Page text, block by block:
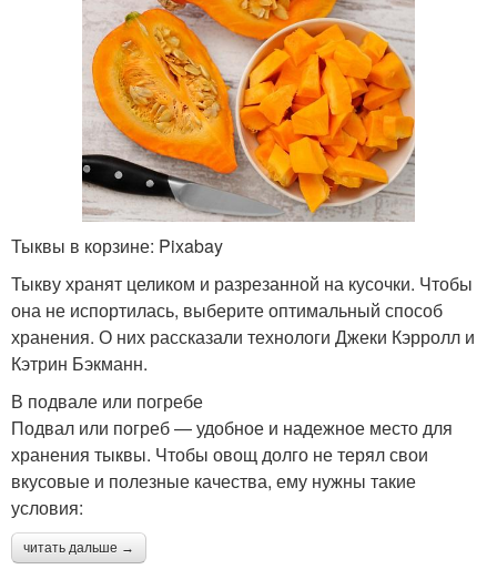
Тыквы в корзине: Pixabay
Тыкву хранят целиком и разрезанной на кусочки. Чтобы
она не испортилась, выберите оптимальный способ
хранения. О них рассказали технологи Джеки Кэрролл и
Кэтрин Бэкманн.
В подвале или погребе
Подвал или погреб — удобное и надежное место для
хранения тыквы. Чтобы овощ долго не терял свои
вкусовые и полезные качества, ему нужны такие
условия:
читать дальше →